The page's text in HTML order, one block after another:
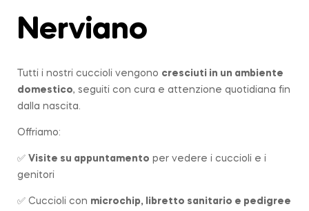
Nerviano
Tutti i nostri cuccioli vengono cresciuti in un ambiente
domestico, seguiti con cura e attenzione quotidiana fin
dalla nascita.
Offriamo:
✅ Visite su appuntamento per vedere i cuccioli e i
genitori
✅ Cuccioli con microchip, libretto sanitario e pedigree